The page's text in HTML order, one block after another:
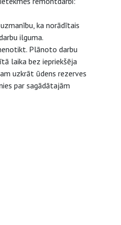
ka norādītais
ilguma.
Plānoto darbu
laika bez iepriekšēja
uzkrāt ūdens rezerves
par sagādātajām